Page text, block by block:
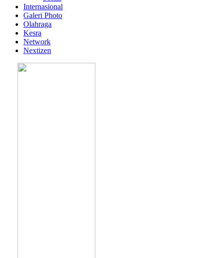
Internasional
Galeri Photo
Olahraga
Kesra
Network
Nextizen